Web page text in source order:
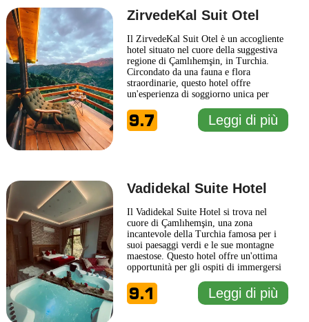
ZirvedeKal Suit Otel
Il ZirvedeKal Suit Otel è un accogliente
hotel situato nel cuore della suggestiva
regione di Çamlıhemşin, in Turchia.
Circondato da una fauna e flora
straordinarie, questo hotel offre
un'esperienza di soggiorno unica per
bellezza naturale del luogo. Le camere
del ZirvedeKal Suit Otel sono progettate
9.7 Leggi di più
Vadidekal Suite Hotel
Il Vadidekal Suite Hotel si trova nel
cuore di Çamlıhemşin, una zona
incantevole della Turchia famosa per i
suoi paesaggi verdi e le sue montagne
maestose. Questo hotel offre un'ottima
opportunità per gli ospiti di immergersi
combinando comfort moderni con
un'atmosfera accogliente. Le camere del
9.1 Leggi di più